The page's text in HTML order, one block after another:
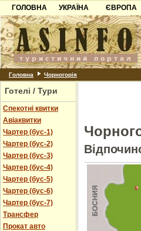
ГОЛОВНА
УКРАЇНА
Карпати
Азов
Причорноморря
Шацьк
ЄВРОПА
Хорватія
Болгарія
Головна Чорногорія
Готелі / Тури
Спекотні квитки
Авіаквитки
Чартер (бус-1)
Чартер (бус-2)
Чартер (бус-3)
Чартер (бус-4)
Чартер (бус-5)
Чартер (бус-6)
Чартер (бус-7)
Трансфер
Прокат авто